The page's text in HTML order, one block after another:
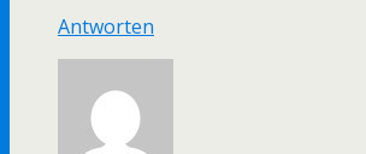
Antworten